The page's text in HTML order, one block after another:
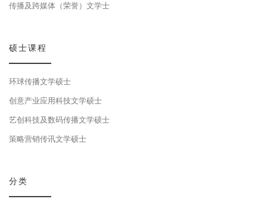
传播及跨媒体（荣誉）文学士
硕士课程
环球传播文学硕士
创意产业应用科技文学硕士
艺创科技及数码传播文学硕士
策略营销传讯文学硕士
分类